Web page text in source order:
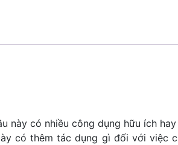
này có nhiều công dụng hữu ích
có thêm tác dụng gì đối với việc